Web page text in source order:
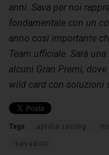
anni. Sava per noi
fondamentale con un
anno così importante
Team ufficiale. Sarà
alcuni Gran Premi,
wild card con soluzioni
Tags: aprilia racing
savadori